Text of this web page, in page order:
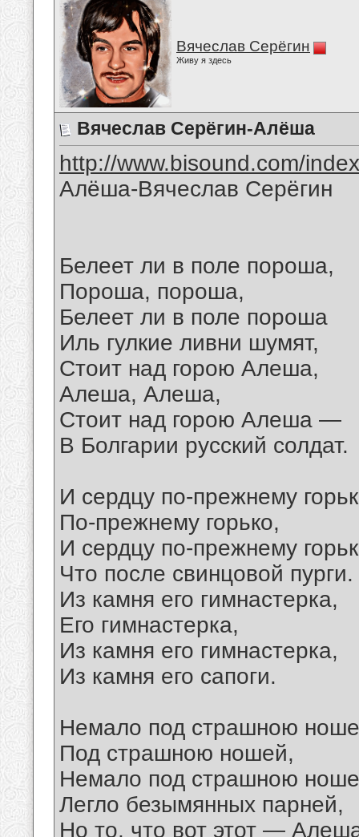
Вячеслав Серёгин
Живу я здесь
Вячеслав Серёгин-Алёша
http://www.bisound.com/
Алёша-Вячеслав Серёгин
Белеет ли в поле пороша,
Пороша, пороша,
Белеет ли в поле пороша
Иль гулкие ливни шумят,
Стоит над горою Алеша,
Алеша, Алеша,
Стоит над горою Алеша —
В Болгарии русский солдат.
И сердцу по-прежнему
По-прежнему горько,
И сердцу по-прежнему
Что после свинцовой пурги.
Из камня его гимнастерка,
Его гимнастерка,
Из камня его гимнастерка,
Из камня его сапоги.
Немало под страшною
Под страшною ношей,
Немало под страшною
Легло безымянных парней,
Но то, что вот этот —